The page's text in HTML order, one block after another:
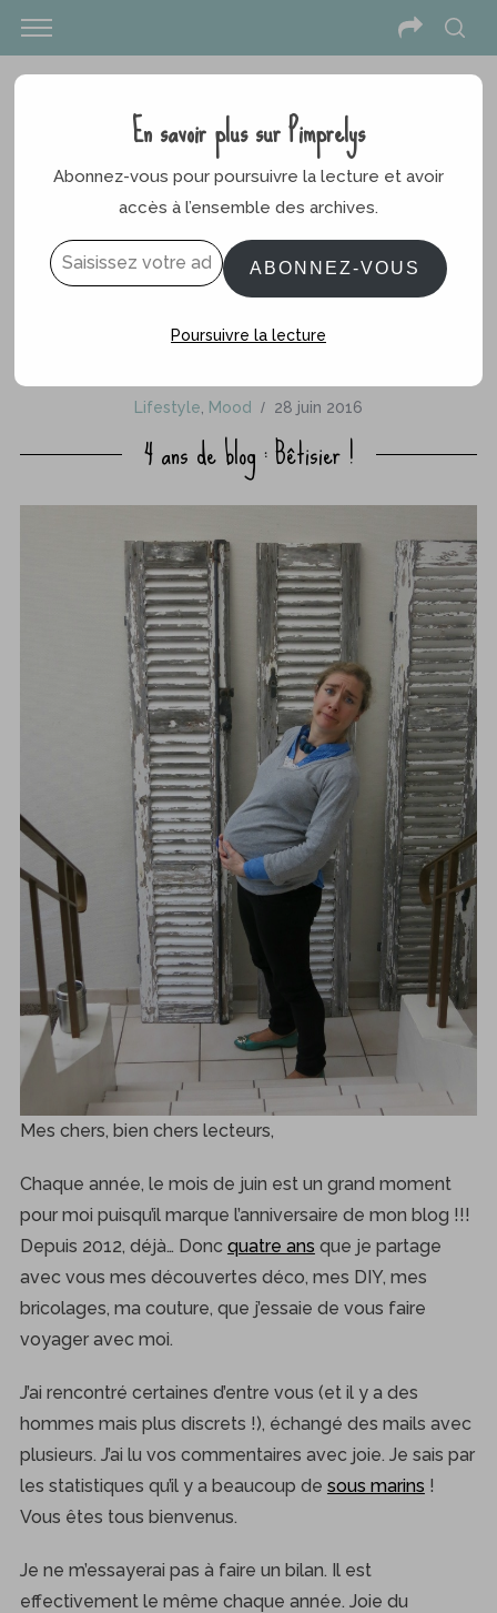
Lifestyle Mood 28 juin 2016
4 ans de blog : Bêtisier !
Mes chers, bien chers lecteurs,
Chaque année, le mois de juin est un grand moment
pour moi puisqu’il marque l’anniversaire de mon blog !!!
Depuis 2012, déjà… Donc quatre ans que je partage
avec vous mes découvertes déco, mes DIY, mes
bricolages, ma couture, que j’essaie de vous faire
voyager avec moi.
J’ai rencontré certaines d’entre vous (et il y a des
hommes mais plus discrets !), échangé des mails avec
plusieurs. J’ai lu vos commentaires avec joie. Je sais par
les statistiques qu’il y a beaucoup de sous marins !
Vous êtes tous bienvenus.
Je ne m’essayerai pas à faire un bilan. Il est
effectivement le même chaque année. Joie du
En savoir plus sur Pimprelys
Abonnez-vous pour poursuivre la lecture et avoir
accès à l’ensemble des archives.
ABONNEZ-VOUS
Poursuivre la lecture